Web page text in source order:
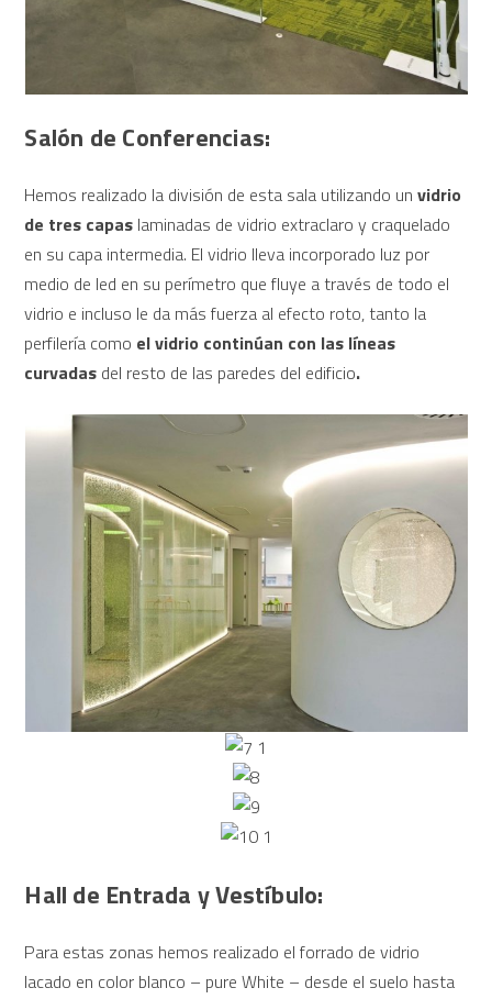
Salón de Conferencias:
Hemos realizado la división de esta sala utilizando unvidrio
de tres capas laminadas de vidrio extraclaro y craquelado
en su capa intermedia. El vidrio lleva incorporado luz por
medio de led en su perímetro que fluye a través de todo el
vidrio e incluso le da más fuerza al efecto roto, tanto la
perfilería como el vidrio continúan con las líneas
curvadas del resto de las paredes del edificio.
Hall de Entrada y Vestíbulo:
Para estas zonas hemos realizado el forrado de vidrio
lacado en color blanco – pure White – desde el suelo hasta